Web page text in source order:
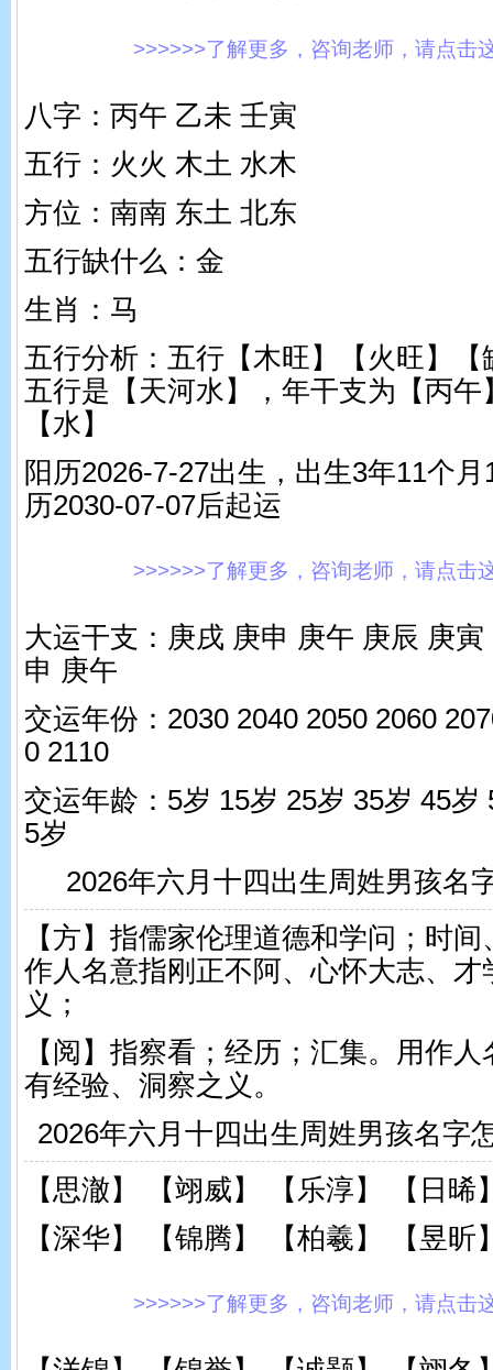
>>>>>>了解更多，咨询老师，请点击
八字：丙午 乙未 壬寅
五行：火火 木土 水木
方位：南南 东土 北东
五行缺什么：金
生肖：马
五行分析：五行【木旺】【火旺】
五行是【天河水】，年干支为【丙午
【水】
阳历2026-7-27出生，出生3年11个
历2030-07-07后起运
>>>>>>了解更多，咨询老师，请点击
大运干支：庚戌 庚申 庚午 庚辰 庚
申 庚午
交运年份：2030 2040 2050 2060
0 2110
交运年龄：5岁 15岁 25岁 35岁 45岁
5岁
2026年六月十四出生周姓男孩名
【方】指儒家伦理道德和学问；时
作人名意指刚正不阿、心怀大志、才
义；
【阅】指察看；经历；汇集。用作
有经验、洞察之义。
2026年六月十四出生周姓男孩名字
【思澈】 【翊威】 【乐淳】 【日晞
【深华】 【锦腾】 【柏羲】 【昱昕
>>>>>>了解更多，咨询老师，请点击